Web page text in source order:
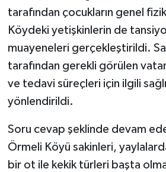
tarafından çocukların genel
Köydeki yetişkinlerin de
muayeneleri gerçekleştirildi.
tarafından gerekli görülen
ve tedavi süreçleri için ilgili
yönlendirildi.
Soru cevap şeklinde devam
Örmeli Köyü sakinleri,
bir ot ile kekik türleri başta